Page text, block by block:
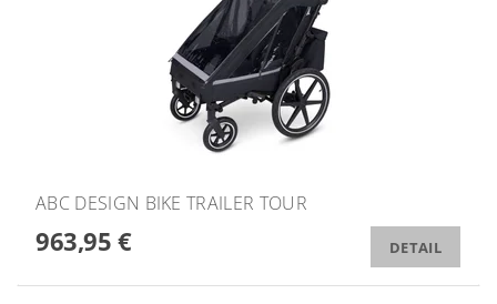
ABC DESIGN BIKE TRAILER TOUR
963,95 € DETAIL